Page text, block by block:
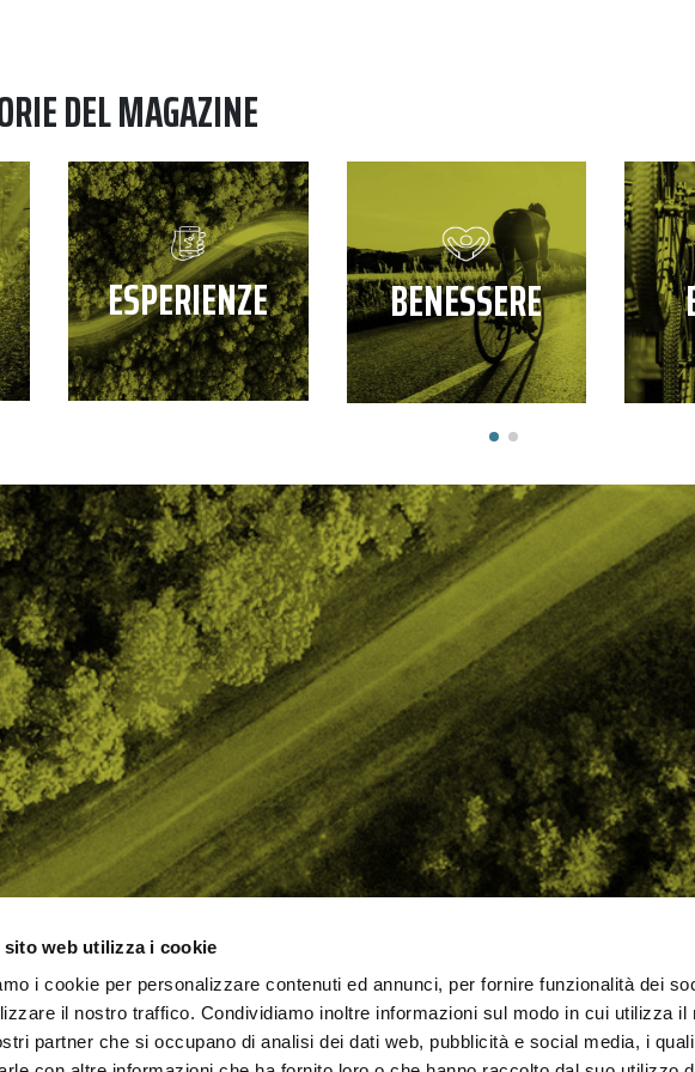
sito web utilizza i cookie
i cookie per personalizzare contenuti ed annunci, per fornire funzionalità dei
il nostro traffico. Condividiamo inoltre informazioni sul modo in cui utilizza il
partner che si occupano di analisi dei dati web, pubblicità e social media, i
DEL MAGAZINE
ESPERIENZE BENESSERE
CHI SIAMO
CONTATTI
STRADA
GRAVEL
PROPOSTE
ESPERIENZE
BENESSERE
BIKE LAB
BIKE HOTEL
BIKE ECONOMY